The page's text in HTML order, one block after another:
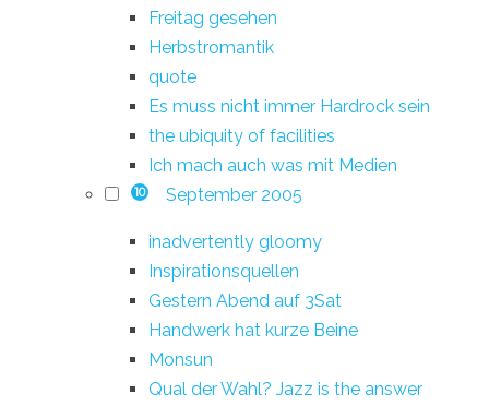
Freitag gesehen
Herbstromantik
quote
Es muss nicht immer Hardrock sein
the ubiquity of facilities
Ich mach auch was mit Medien
10 September 2005
inadvertently gloomy
Inspirationsquellen
Gestern Abend auf 3Sat
Handwerk hat kurze Beine
Monsun
Qual der Wahl? Jazz is the answer